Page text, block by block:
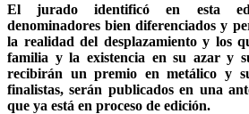
El jurado identificó en esta
denominadores bien diferenciados y
la realidad del desplazamiento y los
familia y la existencia en su azar y
recibirán un premio en metálico y
finalistas, serán publicados en una
que ya está en proceso de edición.